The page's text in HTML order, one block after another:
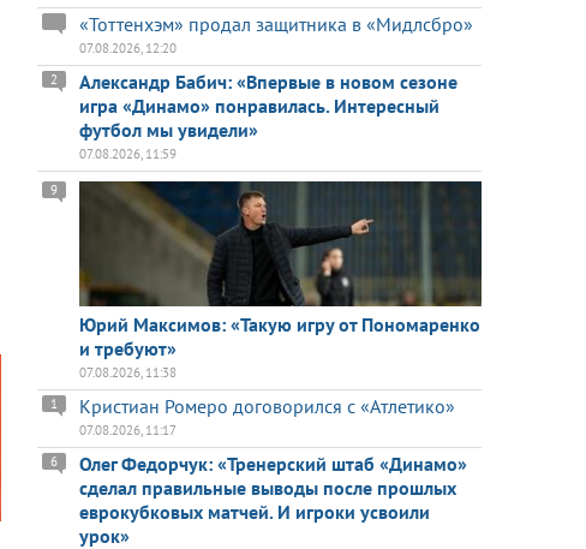
«Тоттенхэм» продал защитника в «Мидлсбро»
07.08.2026, 12:20
Александр Бабич: «Впервые в новом сезоне
игра «Динамо» понравилась. Интересный
футбол мы увидели»
2
07.08.2026, 11:59
Юрий Максимов: «Такую игру от Пономаренко
и требуют»
9
07.08.2026, 11:38
Кристиан Ромеро договорился с «Атлетико»
1
07.08.2026, 11:17
Олег Федорчук: «Тренерский штаб «Динамо»
сделал правильные выводы после прошлых
еврокубковых матчей. И игроки усвоили
урок»
6